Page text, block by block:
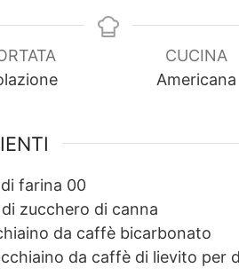
n
u
t
CUCINA
Americana
di farina 00
di zucchero di canna
da caffè bicarbonato
da caffè di lievito per